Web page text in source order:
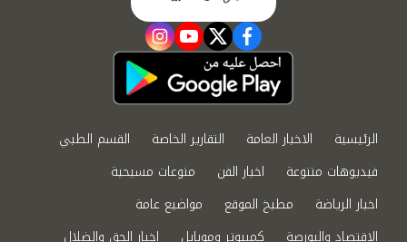
facebook
twitter
youtube
instagram
الرئيسية الاخبار العامة التقارير الخاصة
القسم الطبي
فيديوهات متنوعة
اخبار الفن
منوعات مسيحية
اخبار الرياضة
مطبخ الموقع
مواضيع عامة
الاقتصاد والبورصة
كمبيوتر وموبايل اخبار الحق والضلال